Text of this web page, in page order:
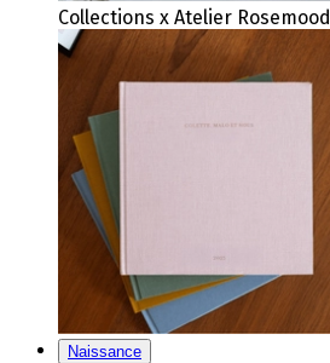
Collections x Atelier Rosemood
Naissance